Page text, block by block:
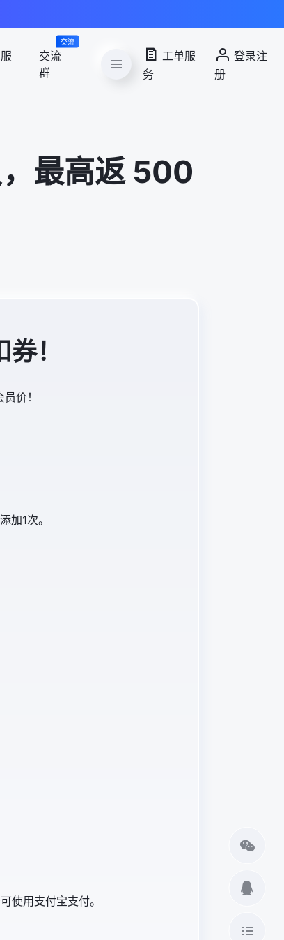
交流
群
交流
工单服
务
登录注
册
最高返 500
！
价！
加1次。
使用支付宝支付。